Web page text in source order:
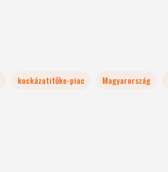
kockázatitőke-piac Magyarország